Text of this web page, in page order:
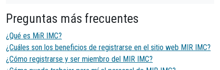
Preguntas más frecuentes
¿Qué es MiR IMC?
¿Cuáles son los beneficios de registrarse en el sitio web MIR IMC?
¿Cómo registrarse y ser miembro del MIR IMC?